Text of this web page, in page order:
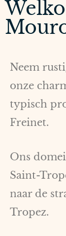
Neem
onze
typisch
Freinet.
Ons
Saint-
naar de
Tropez.